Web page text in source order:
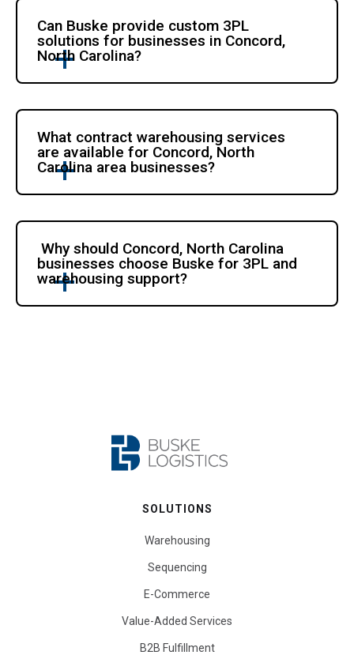
Can Buske provide custom 3PL
solutions for businesses in Concord,
North Carolina?
What contract warehousing services
are available for Concord, North
Carolina area businesses?
Why should Concord, North Carolina
businesses choose Buske for 3PL and
warehousing support?
SOLUTIONS
Warehousing
Sequencing
E-Commerce
Value-Added Services
B2B Fulfillment